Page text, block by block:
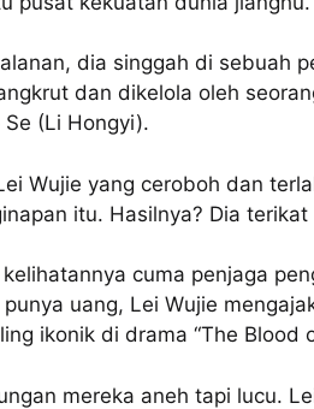
dia singgah di sebuah
dan dikelola oleh
(Li Hongyi).
Wujie yang ceroboh dan
itu. Hasilnya? Dia
cuma penjaga
uang, Lei Wujie
ikonik di drama “The Blood
mereka aneh tapi lucu.